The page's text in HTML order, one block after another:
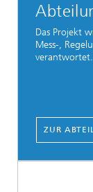
Das Projekt
Mess-,
verantwortet.
ZUR